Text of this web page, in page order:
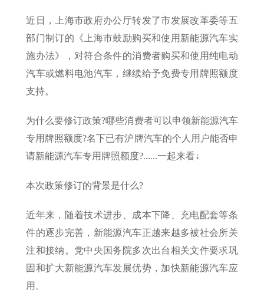
近日，上海市政府办公厅转发了市发展改革委等五
部门制订的《上海市鼓励购买和使用新能源汽车实
施办法》，对符合条件的消费者购买和使用纯电动
汽车或燃料电池汽车，继续给予免费专用牌照额度
支持。
为什么要修订政策?哪些消费者可以申领新能源汽车
专用牌照额度?名下已有沪牌汽车的个人用户能否申
请新能源汽车专用牌照额度?......一起来看↓
本次政策修订的背景是什么?
近年来，随着技术进步、成本下降、充电配套等条
件的逐步完善，新能源汽车正越来越多被社会所关
注和接纳。党中央国务院多次出台相关文件要求巩
固和扩大新能源汽车发展优势，加快新能源汽车应
用。